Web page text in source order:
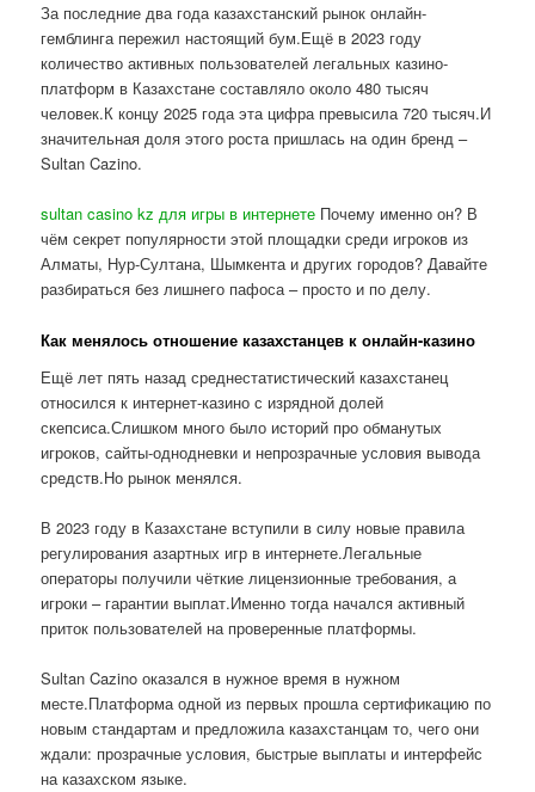
За последние два года казахстанский рынок онлайн-
гемблинга пережил настоящий бум.Ещё в 2023 году
количество активных пользователей легальных казино-
платформ в Казахстане составляло около 480 тысяч
человек.К концу 2025 года эта цифра превысила 720 тысяч.И
значительная доля этого роста пришлась на один бренд –
Sultan Cazino.
sultan casino kz для игры в интернете Почему именно он? В
чём секрет популярности этой площадки среди игроков из
Алматы, Нур-Султана, Шымкента и других городов? Давайте
разбираться без лишнего пафоса – просто и по делу.
Как менялось отношение казахстанцев к онлайн-казино
Ещё лет пять назад среднестатистический казахстанец
относился к интернет-казино с изрядной долей
скепсиса.Слишком много было историй про обманутых
игроков, сайты-однодневки и непрозрачные условия вывода
средств.Но рынок менялся.
В 2023 году в Казахстане вступили в силу новые правила
регулирования азартных игр в интернете.Легальные
операторы получили чёткие лицензионные требования, а
игроки – гарантии выплат.Именно тогда начался активный
приток пользователей на проверенные платформы.
Sultan Cazino оказался в нужное время в нужном
месте.Платформа одной из первых прошла сертификацию по
новым стандартам и предложила казахстанцам то, чего они
ждали: прозрачные условия, быстрые выплаты и интерфейс
на казахском языке.